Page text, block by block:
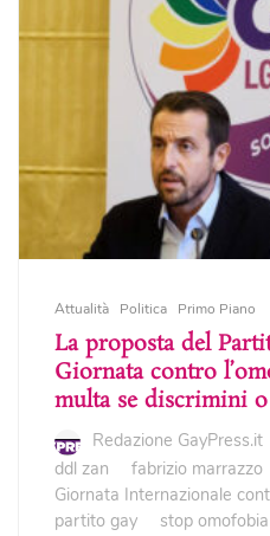
Attualità Politica Primo Piano
La proposta del
Giornata contro
multa se discrimini
Redazione GayPress.it
ddl zan
fabrizio marrazzo
Giornata Internazionale
partito gay
stop omofobia